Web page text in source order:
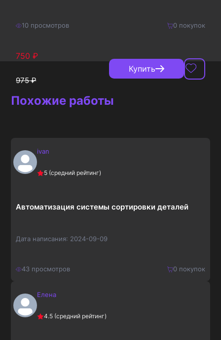
10 просмотров 0покупок
750 ₽
975₽
Купить
Похожие работы
ivan
5 (средний рейтинг)
Автоматизация системы сортировки деталей
Дата написания: 2024-09-09
43 просмотров 0покупок
400 ₽Елена
4.5 (средний рейтинг)